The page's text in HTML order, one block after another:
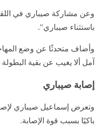
وعن مشاركة صيباري في
باستثناء صيباري".
وأضاف متحدثًا عن وضع
آمل ألا يغيب عن بقية
إصابة صيباري
باكيًا بسبب قوة الإصابة.